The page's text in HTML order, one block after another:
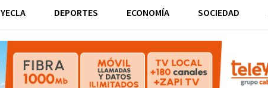
YECLA DEPORTES ECONOMÍA SOCIEDAD